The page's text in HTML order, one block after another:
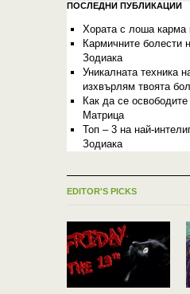
ПОСЛЕДНИ ПУБЛИКАЦИИ
Хората с лоша карма
Кармичните болести
Зодиака
Уникалната техника
изхвърлям твоята
Как да се
Матрица
Топ – 3 на най-
Зодиака
EDITOR'S PICKS